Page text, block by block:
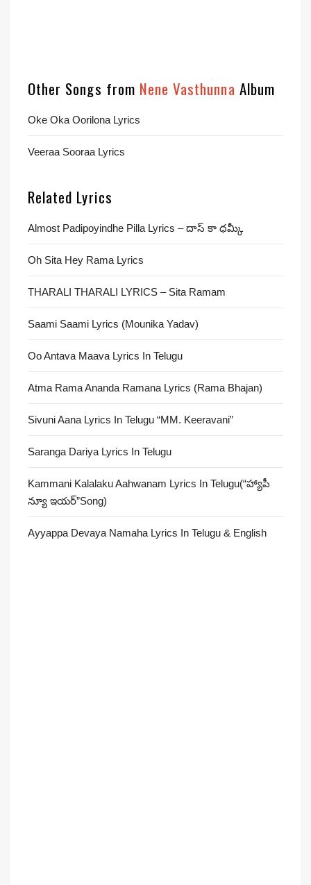
Other Songs from Nene Vasthunna Album
Oke Oka Oorilona Lyrics
Veeraa Sooraa Lyrics
Related Lyrics
Almost Padipoyindhe Pilla Lyrics – దాస్ కా ధమ్కీ
Oh Sita Hey Rama Lyrics
THARALI THARALI LYRICS – Sita Ramam
Saami Saami Lyrics (Mounika Yadav)
Oo Antava Maava Lyrics In Telugu
Atma Rama Ananda Ramana Lyrics (Rama Bhajan)
Sivuni Aana Lyrics In Telugu “MM. Keeravani”
Saranga Dariya Lyrics In Telugu
Kammani Kalalaku Aahwanam Lyrics In Telugu(“హ్యాపీ
న్యూ ఇయర్”Song)
Ayyappa Devaya Namaha Lyrics In Telugu & English